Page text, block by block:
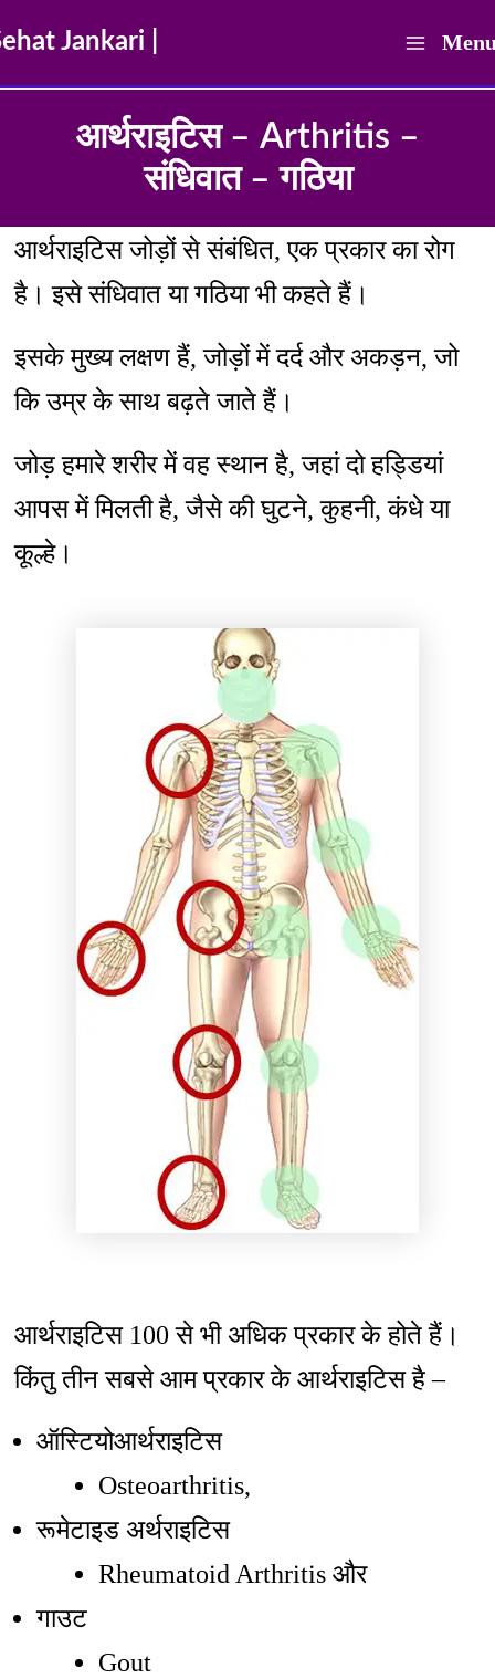
Jankari |
Main
Menu
आर्थराइटिस – Arthritis –
संधिवात – गठिया
आर्थराइटिस जोड़ों से संबंधित, एक प्रकार का रोग
है। इसे संधिवात या गठिया भी कहते हैं।
इसके मुख्य लक्षण हैं, जोड़ों में दर्द और अकड़न, जो
कि उम्र के साथ बढ़ते जाते हैं।
जोड़ हमारे शरीर में वह स्थान है, जहां दो हड्डियां
आपस में मिलती है, जैसे की घुटने, कुहनी, कंधे या
कूल्हे।
आर्थराइटिस 100 से भी अधिक प्रकार के होते हैं।
किंतु तीन सबसे आम प्रकार के आर्थराइटिस है –
ऑस्टियोआर्थराइटिस
Osteoarthritis,
रूमेटाइड अर्थराइटिस
Rheumatoid Arthritis और
गाउट
Gout